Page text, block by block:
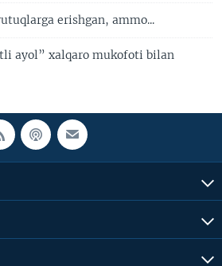
erishgan, ammo...
ayol” xalqaro mukofoti bilan